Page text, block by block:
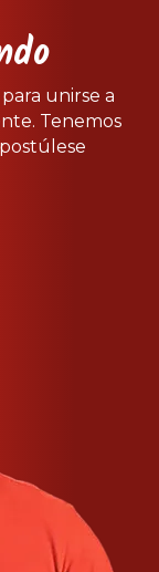
unirse a
Tenemos